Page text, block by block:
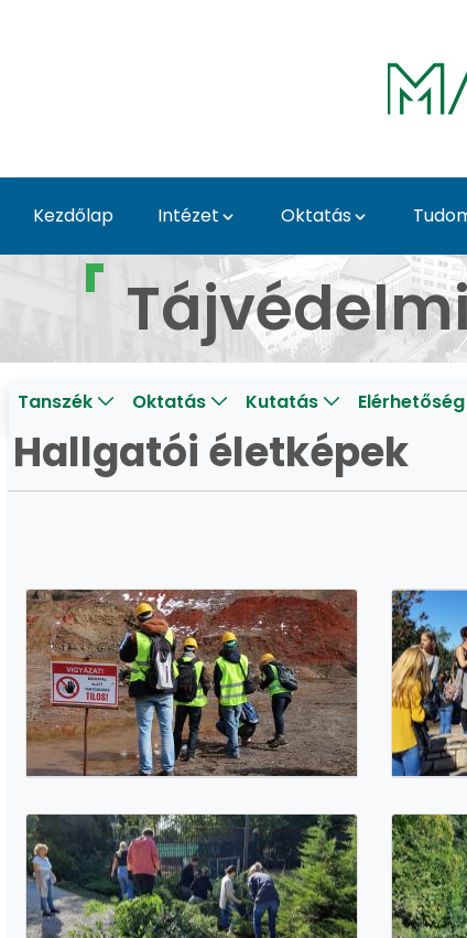
Kezdőlap Intézet Oktatás
Hallgatói életképek
Tanszék Oktatás Kutatás Elérhetőség
Hallgatói életképek
Médiatár